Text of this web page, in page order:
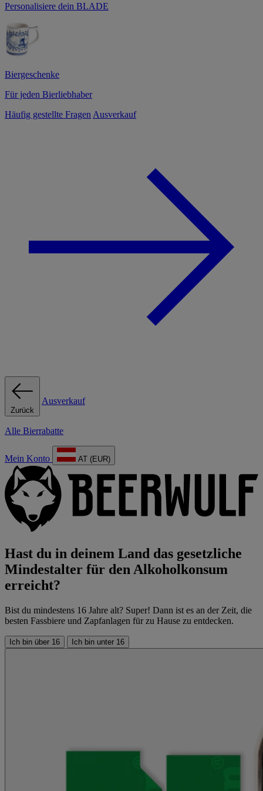
Personalisiere dein BLADE
Biergeschenke
Für jeden Bierliebhaber
Häufig gestellte Fragen Ausverkauf
Zurück
Ausverkauf
Alle Bierrabatte
Mein Konto AT (EUR)
Hast du in deinem Land das gesetzliche
Mindestalter für den Alkoholkonsum
erreicht?
Bist du mindestens 16 Jahre alt? Super! Dann ist es an der Zeit, die
besten Fassbiere und Zapfanlagen für zu Hause zu entdecken.
Ich bin über 16 Ich bin unter 16